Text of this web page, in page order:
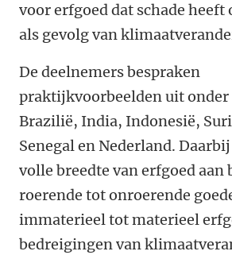
voor erfgoed dat schade heeft
als gevolg van
De deelnemers bespraken
praktijkvoorbeelden uit onder
Brazilië, India, Indonesië,
Senegal en Nederland.
volle breedte van erfgoed aan
roerende tot onroerende
immaterieel tot materieel
bedreigingen van